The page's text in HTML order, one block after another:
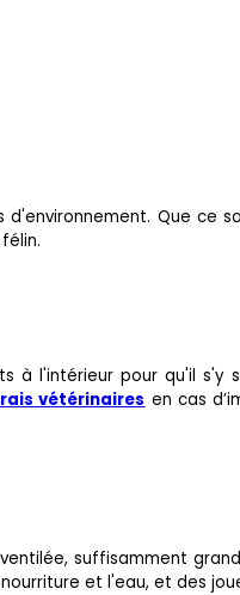
Que ce
l'intérieur pour qu'il s'y
vétérinaires en cas
suffisamment
et l'eau, et des